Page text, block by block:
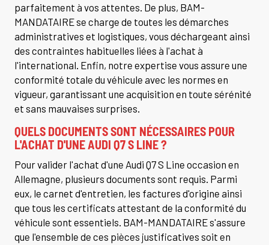
parfaitement à vos attentes. De plus, BAM-
MANDATAIRE se charge de toutes les démarches
administratives et logistiques, vous déchargeant ainsi
des contraintes habituelles liées à l'achat à
l'international. Enfin, notre expertise vous assure une
conformité totale du véhicule avec les normes en
vigueur, garantissant une acquisition en toute sérénité
et sans mauvaises surprises.
QUELS DOCUMENTS SONT NÉCESSAIRES POUR
L'ACHAT D'UNE AUDI Q7 S LINE ?
Pour valider l'achat d'une Audi Q7 S Line occasion en
Allemagne, plusieurs documents sont requis. Parmi
eux, le carnet d'entretien, les factures d'origine ainsi
que tous les certificats attestant de la conformité du
véhicule sont essentiels. BAM-MANDATAIRE s'assure
que l'ensemble de ces pièces justificatives soit en